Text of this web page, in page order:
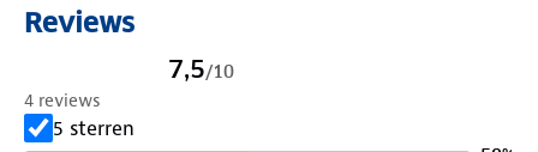
Reviews
7,5/10
4 reviews
5 sterren